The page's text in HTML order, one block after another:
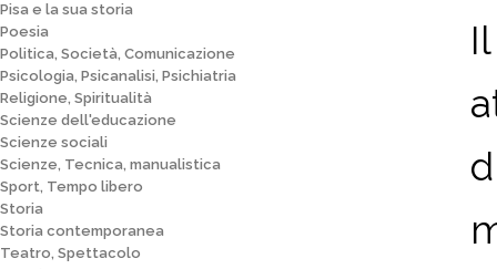
Pisa e la sua storia
Poesia
Politica, Società, Comunicazione
Psicologia, Psicanalisi, Psichiatria
Religione, Spiritualità
Scienze dell'educazione
Scienze sociali
Scienze, Tecnica, manualistica
Sport, Tempo libero
Storia
Storia contemporanea
Teatro, Spettacolo